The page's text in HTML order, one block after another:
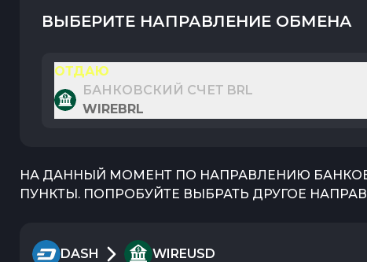
ВЫБЕРИТЕ НАПРАВЛЕНИЕ ОБМЕНА
ОТДАЮ
БАНКОВСКИЙ СЧЕТ BRL
WIREBRL
НА ДАННЫЙ МОМЕНТ ПО НАПРАВЛЕНИЮ
ПУНКТЫ. ПОПРОБУЙТЕ ВЫБРАТЬ ДРУГОЕ
DASH WIREUSD